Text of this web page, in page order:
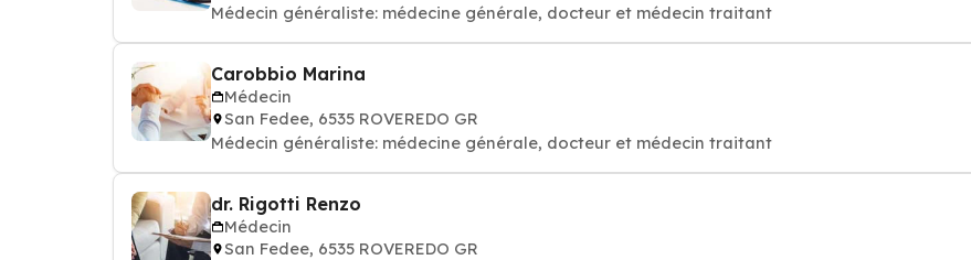
Médecin généraliste: médecine générale, docteur et médecin traitant
Carobbio Marina
Médecin
San Fedee, 6535 ROVEREDO GR
Médecin généraliste: médecine générale, docteur et médecin traitant
dr. Rigotti Renzo
Médecin
San Fedee, 6535 ROVEREDO GR